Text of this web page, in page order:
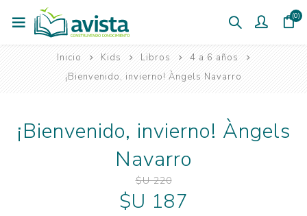
(0)
Inicio Kids Libros
4 a 6 años
¡Bienvenido, invierno! Àngels Navarro
¡Bienvenido, invierno! Àngels
Navarro
$U 220
$U 187